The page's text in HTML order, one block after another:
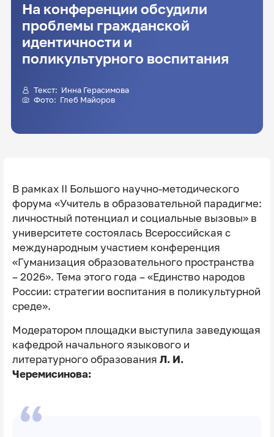
На конференции обсудили
проблемы гражданской
идентичности и
поликультурного воспитания
Текст: Инна Герасимова
Фото: Глеб Майоров
В рамках II Большого научно-методического
форума «Учитель в образовательной парадигме:
личностный потенциал и социальные вызовы» в
университете состоялась Всероссийская с
международным участием конференция
«Гуманизация образовательного пространства
– 2026». Тема этого года – «Единство народов
России: стратегии воспитания в поликультурной
среде».
Модератором площадки выступила заведующая
кафедрой начального языкового и
литературного образования Л. И.
Черемисинова: